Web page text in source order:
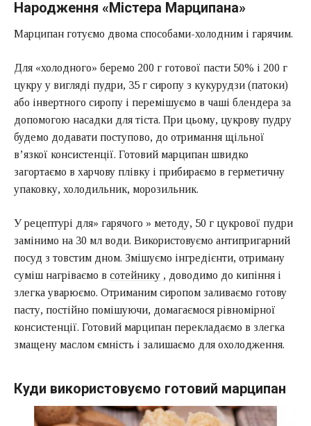
Народження «Містера Марципана»
Марципан готуємо двома способами-холодним і гарячим.
Для «холодного» беремо 200 г готової пасти 50% і 200 г
цукру у вигляді пудри, 35 г сиропу з кукурудзи (патоки)
або інвертного сиропу і перемішуємо в чаші блендера за
допомогою насадки для тіста. При цьому, цукрову пудру
будемо додавати поступово, до отримання щільної
в’язкої консистенції. Готовий марципан швидко
загортаємо в харчову плівку і прибираємо в герметичну
упаковку, холодильник, морозильник.
У рецептурі для» гарячого » методу, 50 г цукрової пудри
замінимо на 30 мл води. Використовуємо антипригарний
посуд з товстим дном. Змішуємо інгредієнти, отриману
суміш нагріваємо в сотейнику , доводимо до кипіння і
злегка уварюємо. Отриманим сиропом заливаємо готову
пасту, постійно помішуючи, домагаємося рівномірної
консистенції. Готовий марципан перекладаємо в злегка
змащену маслом ємність і залишаємо для охолодження.
Куди використовуємо готовий марципан